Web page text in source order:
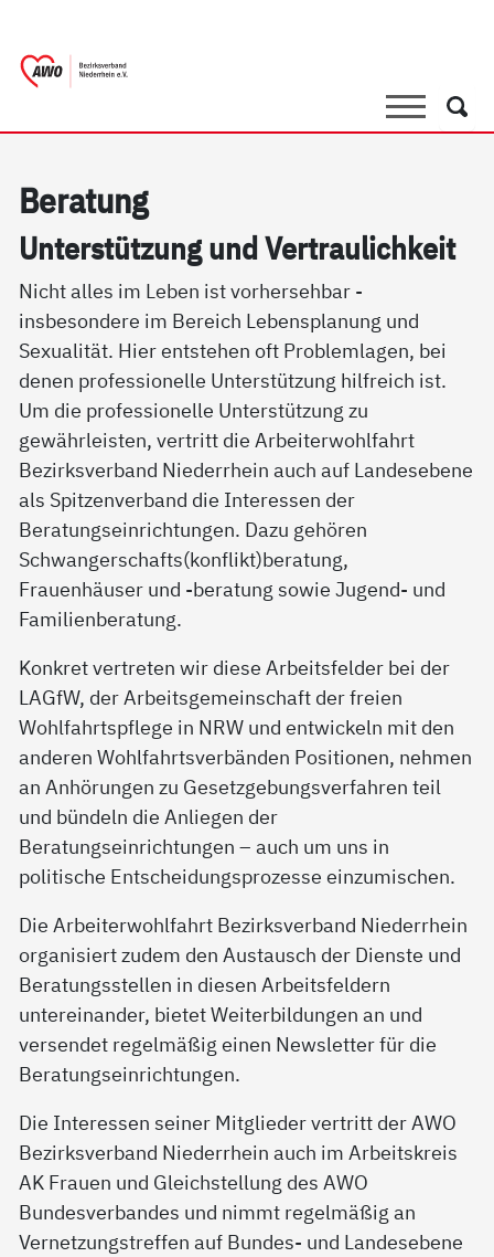
SucheSuche
Be­ra­tung
Un­ter­stüt­zung und Ver­trau­lich­keit
Nicht alles im Leben ist vorhersehbar -
insbesondere im Bereich Lebensplanung und
Sexualität. Hier entstehen oft Problemlagen, bei
denen professionelle Unterstützung hilfreich ist.
Um die professionelle Unterstützung zu
gewährleisten, vertritt die Arbeiterwohlfahrt
Bezirksverband Niederrhein auch auf Landesebene
als Spitzenverband die Interessen der
Beratungseinrichtungen. Dazu gehören
Schwangerschafts(konflikt)beratung,
Frauenhäuser und -beratung sowie Jugend- und
Familienberatung.
Konkret vertreten wir diese Arbeitsfelder bei der
LAGfW, der Arbeitsgemeinschaft der freien
Wohlfahrtspflege in NRW und entwickeln mit den
anderen Wohlfahrtsverbänden Positionen, nehmen
an Anhörungen zu Gesetzgebungsverfahren teil
und bündeln die Anliegen der
Beratungseinrichtungen – auch um uns in
politische Entscheidungsprozesse einzumischen.
Die Arbeiterwohlfahrt Bezirksverband Niederrhein
organisiert zudem den Austausch der Dienste und
Beratungsstellen in diesen Arbeitsfeldern
untereinander, bietet Weiterbildungen an und
versendet regelmäßig einen Newsletter für die
Beratungseinrichtungen.
Die Interessen seiner Mitglieder vertritt der AWO
Bezirksverband Niederrhein auch im Arbeitskreis
AK Frauen und Gleichstellung des AWO
Bundesverbandes und nimmt regelmäßig an
Vernetzungstreffen auf Bundes- und Landesebene